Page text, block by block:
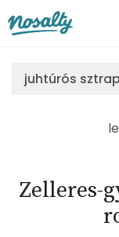
juhtúrós
Zelleres-